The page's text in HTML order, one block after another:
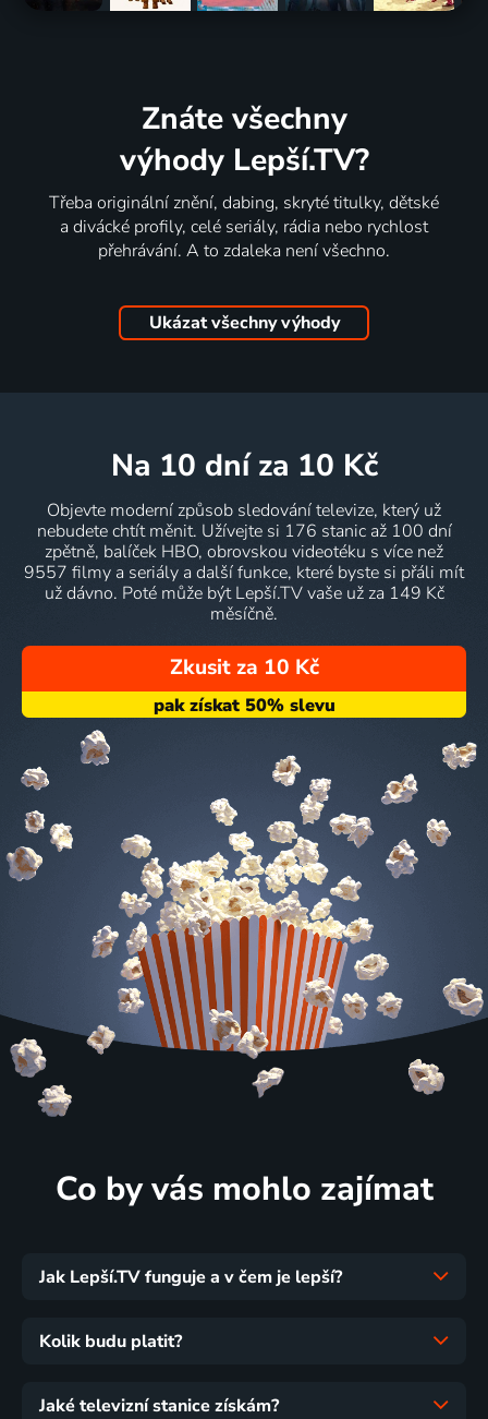
Znáte všechny
výhody Lepší.TV?
Třeba originální znění, dabing, skryté titulky, dětské
a divácké profily, celé seriály, rádia nebo rychlost
přehrávání. A to zdaleka není všechno.
Ukázat všechny výhody
na 10 dní za 10 Kč
Objevte moderní způsob sledování televize, který už
nebudete chtít měnit. Užívejte si 176 stanic až 100 dní
zpětně, balíček HBO, obrovskou videotéku s více než
9557 filmy a seriály a další funkce, které byste si přáli mít
už dávno. Poté může být Lepší.TV vaše už za 149 Kč
měsíčně.
Zkusit za 10 Kč
Co by vás mohlo zajímat
Jak Lepší.TV funguje a v čem je lepší?
Kolik budu platit?
Jaké televizní stanice získám?